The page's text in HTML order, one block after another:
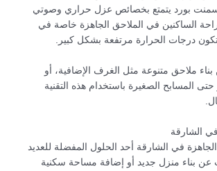
أسمنت بورد يتمتع بخصائص عزل حراري وصوتي
الساكنين في الملاحق الجاهزة خاصة في
درجات الحرارة مرتفعة بشكل كبير.
ملاحق متنوعة مثل الغرف الإضافية، أو
حتى المسابح الصغيرة باستخدام هذه التقنية
الشارقة
في الشارقة أحد الحلول المفضلة للعديد
عن بناء منزل جديد أو إضافة مساحة سكنية